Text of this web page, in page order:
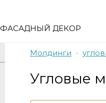
ФАСАДНЫЙ ДЕКОР
Молдинги •
Угловые